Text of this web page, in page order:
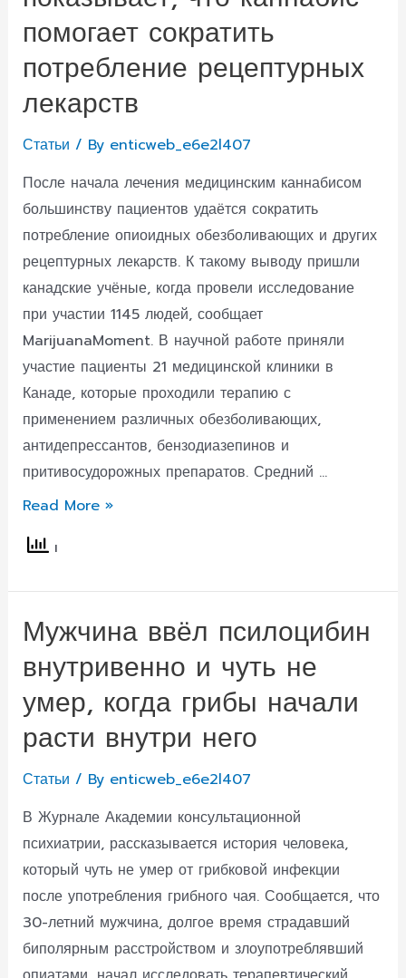
опрос
помогает сократить
потребление рецептурных
лекарств
Статьи / By enticweb_e6e2l407
После начала лечения медицинским каннабисом
большинству пациентов удаётся сократить
потребление опиоидных обезболивающих и других
рецептурных лекарств. К такому выводу пришли
канадские учёные, когда провели исследование
при участии 1145 людей, сообщает
MarijuanaMoment. В научной работе приняли
участие пациенты 21 медицинской клиники в
Канаде, которые проходили терапию с
применением различных обезболивающих,
антидепрессантов, бензодиазепинов и
притивосудорожных препаратов. Средний …
Ещё
одно
исследование
каннабис
помогает
сократить
потребление
рецептурных
лекарств
Read More »
Мужчина ввёл псилоцибин
внутривенно и чуть не
умер, когда грибы начали
расти внутри него
Статьи / By enticweb_e6e2l407
В Журнале Академии консультационной
психиатрии, рассказывается история человека,
который чуть не умер от грибковой инфекции
после употребления грибного чая. Сообщается, что
30-летний мужчина, долгое время страдавший
биполярным расстройством и злоупотреблявший